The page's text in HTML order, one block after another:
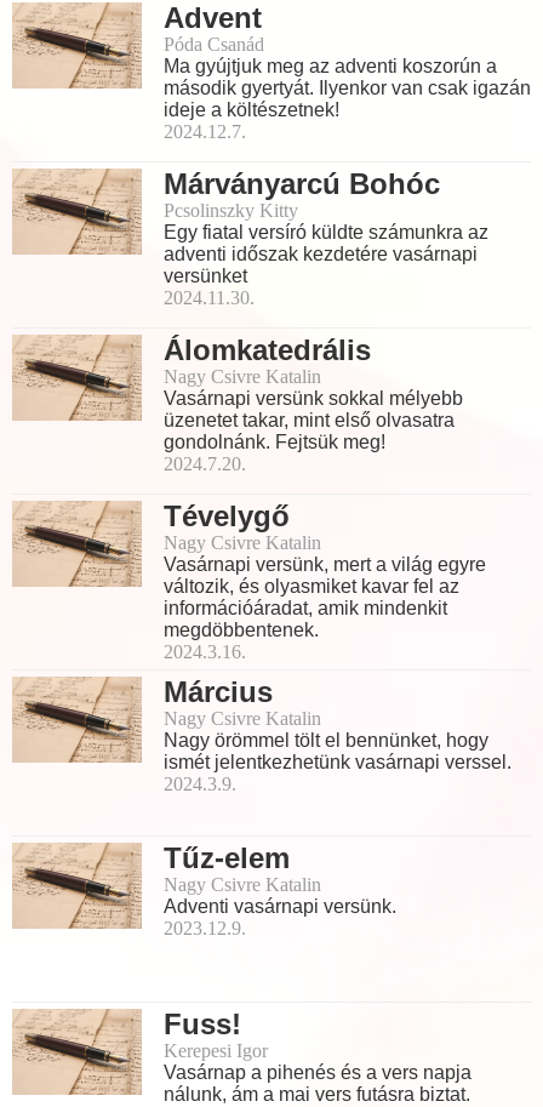
Advent
Póda Csanád
Ma gyújtjuk meg az adventi koszorún a
második gyertyát. Ilyenkor van csak igazán
ideje a költészetnek!
2024.12.7.
Márványarcú Bohóc
Pcsolinszky Kitty
Egy fiatal versíró küldte számunkra az
adventi időszak kezdetére vasárnapi
versünket
2024.11.30.
Álomkatedrális
Nagy Csivre Katalin
Vasárnapi versünk sokkal mélyebb
üzenetet takar, mint első olvasatra
gondolnánk. Fejtsük meg!
2024.7.20.
Tévelygő
Nagy Csivre Katalin
Vasárnapi versünk, mert a világ egyre
változik, és olyasmiket kavar fel az
információáradat, amik mindenkit
megdöbbentenek.
2024.3.16.
Március
Nagy Csivre Katalin
Nagy örömmel tölt el bennünket, hogy
ismét jelentkezhetünk vasárnapi verssel.
2024.3.9.
Tűz-elem
Nagy Csivre Katalin
Adventi vasárnapi versünk.
2023.12.9.
Fuss!
Kerepesi Igor
Vasárnap a pihenés és a vers napja
nálunk, ám a mai vers futásra biztat.